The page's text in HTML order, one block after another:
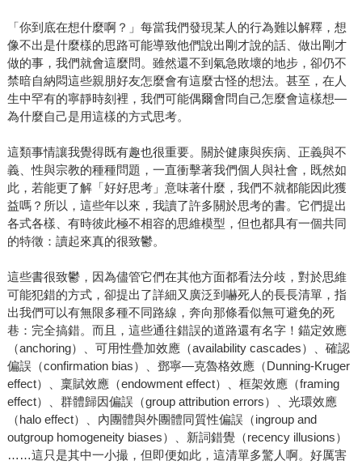
「你到底在想什麼啊？」每當我們發現某人的行為難以解釋，想
像不出是什麼樣的思路可能導致他們說出剛才說的話、做出剛才
做的事，我們就會這麼問。雖然還不到氣急敗壞的地步，卻仍不
禁暗自納悶這些親朋好友怎麼會有這麼古怪的想法。甚至，在人
生中罕有的寧靜時刻裡，我們可能偶爾會問自己怎麼會這樣想—
為什麼自己是用這樣的方式思考。
這類事情讓我覺得既有趣也很重要。關於健康與疾病、正義與不
義、性與宗教的種種問題，一直衝擊著我們個人與社會，既然如
此，若能更了解「好好思考」意味著什麼，我們不就都能因此獲
益嗎？所以，這些年以來，我讀了許多關於思考的書。它們提出
各式各樣、有時彼此極不相容的思維模型，但也都具有一個共同
的特徵：讀起來真的很致鬱。
這些書很致鬱，因為儘管它們在其他方面都看法分歧，對於思維
可能犯錯的方式，卻提出了詳細又廣泛到嚇死人的長長清單，指
出我們可以有無限多種不同路線，奔向那條看似無可避免的死
巷：完全搞錯。而且，這些通往錯誤的道路還有名字！錨定效應
（anchoring）、可用性疊加效應（availability cascades）、確認
偏誤（confirmation bias）、鄧寧—克魯格效應（Dunning-Kruger
effect）、稟賦效應（endowment effect）、框架效應（framing
effect）、群體歸因偏誤（group attribution errors）、光環效應
（halo effect）、內團體與外團體同質性偏誤（ingroup and
outgroup homogeneity biases）、新詞錯覺（recency illusions）
……這只是其中一小撮，但即便如此，這清單多驚人啊。好厲害